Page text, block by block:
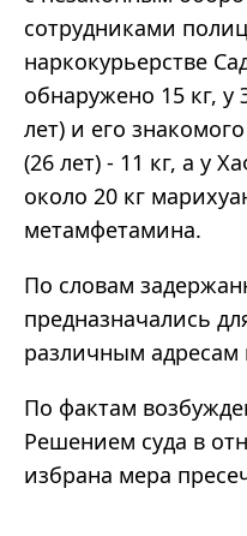
сотрудниками
наркокурьерстве
обнаружено 15 кг, у
лет) и его
(26 лет) - 11 кг, а у
около 20 кг
метамфетамина.
По словам
предназначались
различным адресам
По фактам
Решением суда в
избрана мера